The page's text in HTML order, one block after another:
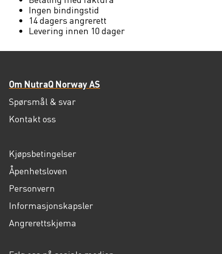
Ingen bindingstid
14 dagers angrerett
Levering innen 10 dager
Om NutraQ Norway AS
Spørsmål & svar
Kontakt oss
Kjøpsbetingelser
Åpenhetsloven
Personvern
Informasjonskapsler
Angrerettskjema